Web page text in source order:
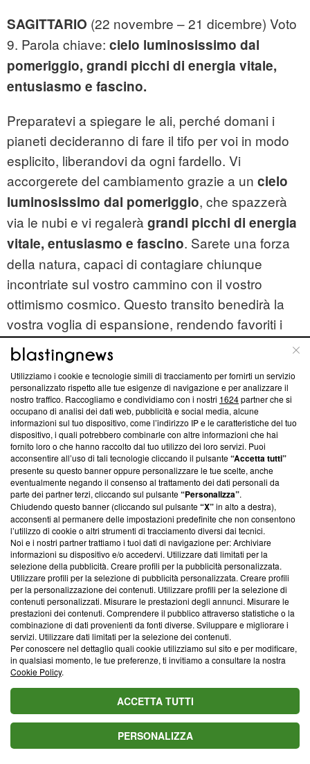
SAGITTARIO (22 novembre – 21 dicembre) Voto
9. Parola chiave: cielo luminosissimo dal
pomeriggio, grandi picchi di energia vitale,
entusiasmo e fascino.
Preparatevi a spiegare le ali, perché domani i
pianeti decideranno di fare il tifo per voi in modo
esplicito, liberandovi da ogni fardello. Vi
accorgerete del cambiamento grazie a un cielo
luminosissimo dal pomeriggio, che spazzerà
via le nubi e vi regalerà grandi picchi di energia
vitale, entusiasmo e fascino. Sarete una forza
della natura, capaci di contagiare chiunque
incontriate sul vostro cammino con il vostro
ottimismo cosmico. Questo transito benedirà la
vostra voglia di espansione, rendendo favoriti i
viaggi, i contatti con l'estero e gli studi. Anche in
amore sarete irresistibili: il vostro sorriso sarà
l'arma di seduzione più potente a vostra
disposizione. Accetterete le sfide con coraggio,
sapendo che le stelle stanno spianando la strada
verso il vostro successo.
LEONE(23 luglio – 23 agosto) Voto 10. Parola
chiave:martedì da dieci e lode, siete pieni di
vitalità, romanticismo e grandi progetti.
Domani il palcoscenico dello zodiaco sarà
interamente vostro, e voi non dovrete fare altro
che salire in scena e raccogliere i meritati
applausi. Vi attende unmartedì da dieci e lode,
protetto da transiti celesti di rara potenza che vi
faranno sentire i re e le regine incontrastati del
creato. Sarete
grandi progetti
, proiettati verso un futuro radioso
che aspetta solo di essere scritto dalle vostre
mani generose. Nel lavoro, la vostra leadership
Utilizziamo i cookie e tecnologie simili di tracciamento per fornirti un servizio
personalizzato rispetto alle tue esigenze di navigazione e per analizzare il
nostro traffico. Raccogliamo e condividiamo con i nostri 1624partner che si
occupano di analisi dei dati web, pubblicità e social media, alcune
informazioni sul tuo dispositivo, come l’indirizzo IP e le caratteristiche del tuo
dispositivo, i quali potrebbero combinarle con altre informazioni che hai
fornito loro o che hanno raccolto dal tuo utilizzo dei loro servizi. Puoi
acconsentire all’uso di tali tecnologie cliccando il pulsante“Accetta tutti”
presente su questo banner oppure personalizzare le tue scelte, anche
eventualmente negando il consenso al trattamento dei dati personali da
parte dei partner terzi, cliccando sul pulsante“Personalizza”.
Chiudendo questo banner (cliccando sul pulsante“X”in alto a destra),
acconsenti al permanere delle impostazioni predefinite che non consentono
l’utilizzo di cookie o altri strumenti di tracciamento diversi dai tecnici.
Noi e i nostri partner trattiamo i tuoi dati di navigazione per: Archiviare
informazioni su dispositivo e/o accedervi. Utilizzare dati limitati per la
selezione della pubblicità. Creare profili per la pubblicità personalizzata.
Utilizzare profili per la selezione di pubblicità personalizzata. Creare profili
per la personalizzazione dei contenuti. Utilizzare profili per la selezione di
contenuti personalizzati. Misurare le prestazioni degli annunci. Misurare le
prestazioni dei contenuti. Comprendere il pubblico attraverso statistiche o la
combinazione di dati provenienti da fonti diverse. Sviluppare e migliorare i
servizi. Utilizzare dati limitati per la selezione dei contenuti.
Per conoscere nel dettaglio quali cookie utilizziamo sul sito e per modificare,
in qualsiasi momento, le tue preferenze, ti invitiamo a consultare la nostra
Cookie Policy.
ACCETTA TUTTI
PERSONALIZZA